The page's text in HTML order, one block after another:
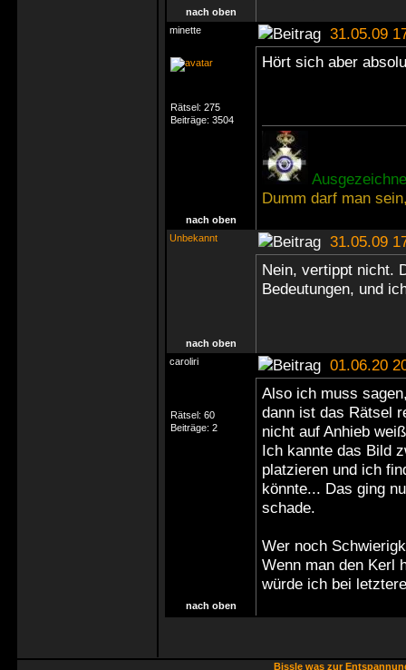
nach oben
minette
31.05.09
Rätsel: 275
Beiträge: 3504
Hört sich aber
Dumm darf man
nach oben
Unbekannt
31.05.09
Nein, vertippt nicht.
Bedeutungen, und
nach oben
caroliri
01.06.20
Rätsel: 60
Beiträge: 2
Also ich muss
dann ist das Rätsel
nicht auf Anhieb
Ich kannte das Bild
platzieren und ich
könnte... Das ging
schade.
Wer noch
Wenn man den Kerl
würde ich bei
nach oben
Bissle was zur